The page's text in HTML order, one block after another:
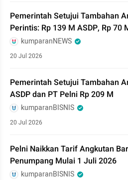
Pemerintah Setujui Tambahan
Perintis: Rp 139 M ASDP, Rp 70
kumparanNEWS
20 Jul 2026
Pemerintah Setujui Tambahan
ASDP dan PT Pelni Rp 209 M
kumparanBISNIS
20 Jul 2026
Pelni Naikkan Tarif Angkutan
Penumpang Mulai 1 Juli 2026
kumparanBISNIS